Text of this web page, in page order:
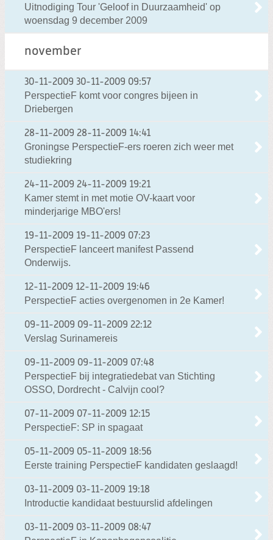
Uitnodiging Tour 'Geloof in Duurzaamheid' op
woensdag 9 december 2009
november
30-11-2009 30-11-2009 09:57
PerspectieF komt voor congres bijeen in
Driebergen
28-11-2009 28-11-2009 14:41
Groningse PerspectieF-ers roeren zich weer met
studiekring
24-11-2009 24-11-2009 19:21
Kamer stemt in met motie OV-kaart voor
minderjarige MBO'ers!
19-11-2009 19-11-2009 07:23
PerspectieF lanceert manifest Passend
Onderwijs.
12-11-2009 12-11-2009 19:46
PerspectieF acties overgenomen in 2e Kamer!
09-11-2009 09-11-2009 22:12
Verslag Surinamereis
09-11-2009 09-11-2009 07:48
PerspectieF bij integratiedebat van Stichting
OSSO, Dordrecht - Calvijn cool?
07-11-2009 07-11-2009 12:15
PerspectieF: SP in spagaat
05-11-2009 05-11-2009 18:56
Eerste training PerspectieF kandidaten geslaagd!
03-11-2009 03-11-2009 19:18
Introductie kandidaat bestuurslid afdelingen
03-11-2009 03-11-2009 08:47